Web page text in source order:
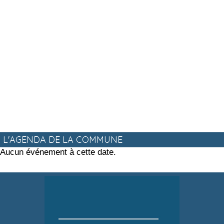
L'AGENDA DE LA COMMUNE
Aucun événement à cette date.